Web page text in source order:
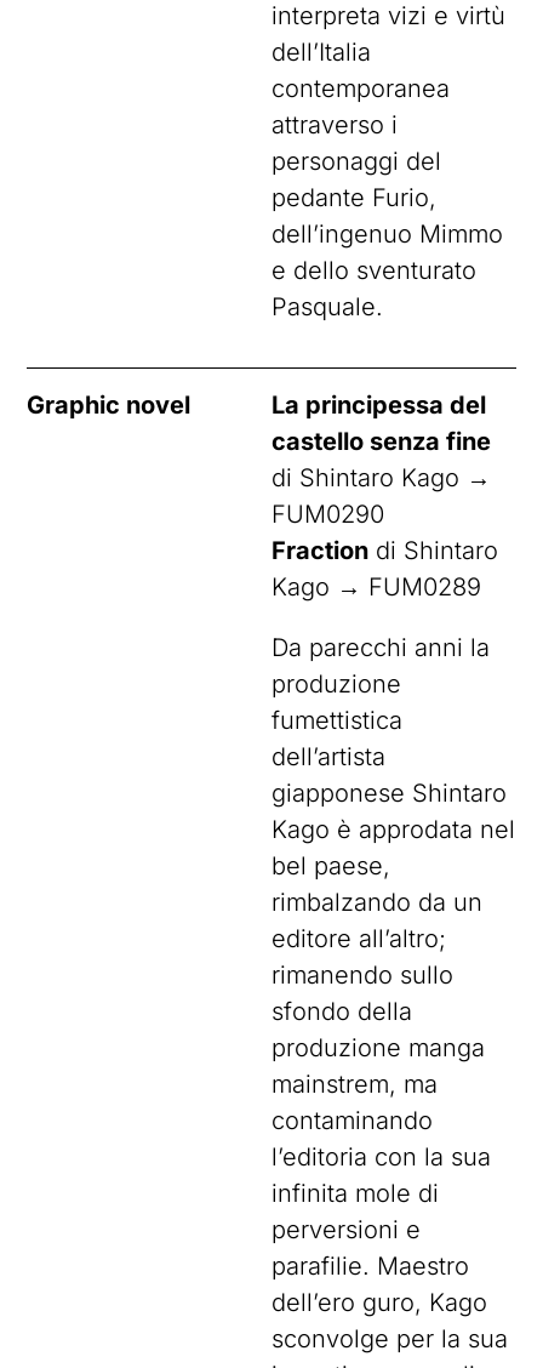
interpreta vizi e virtù
dell’Italia
contemporanea
attraverso i
personaggi del
pedante Furio,
dell’ingenuo Mimmo
e dello sventurato
Pasquale.
Graphic novel
La principessa del
castello senza fine
di Shintaro Kago →
FUM0290
Fraction di Shintaro
Kago → FUM0289
Da parecchi anni la
produzione
fumettistica
dell’artista
giapponese Shintaro
Kago è approdata nel
bel paese,
rimbalzando da un
editore all’altro;
rimanendo sullo
sfondo della
produzione manga
mainstrem, ma
contaminando
l’editoria con la sua
infinita mole di
perversioni e
parafilie. Maestro
dell’ero guro, Kago
sconvolge per la sua